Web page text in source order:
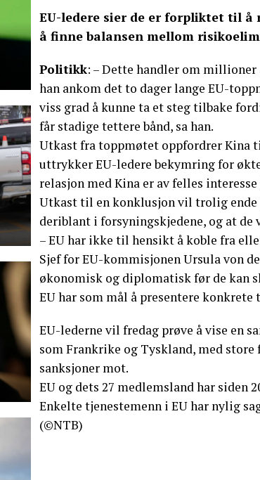
EU-ledere sier de er forpliktet til å
å finne balansen mellom
Politikk: – Dette handler om
han ankom det to dager lange EU-
viss grad å kunne ta et steg tilbake
får stadige tettere bånd, sa han.
Utkast fra toppmøtet oppfordrer Kina
uttrykker EU-ledere bekymring for
relasjon med Kina er av felles
Utkast til en konklusjon vil trolig ende
deriblant i forsyningskjedene, og at
– EU har ikke til hensikt å koble fra
Sjef for EU-kommisjonen Ursula von
økonomisk og diplomatisk før de kan
EU har som mål å presentere
EU-lederne vil fredag prøve å vise en
som Frankrike og Tyskland, med
sanksjoner mot.
EU og dets 27 medlemsland har siden
Enkelte tjenestemenn i EU har nylig
(©NTB)